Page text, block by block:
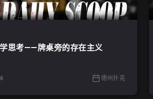
思考——牌桌旁的存在主义
德州扑克